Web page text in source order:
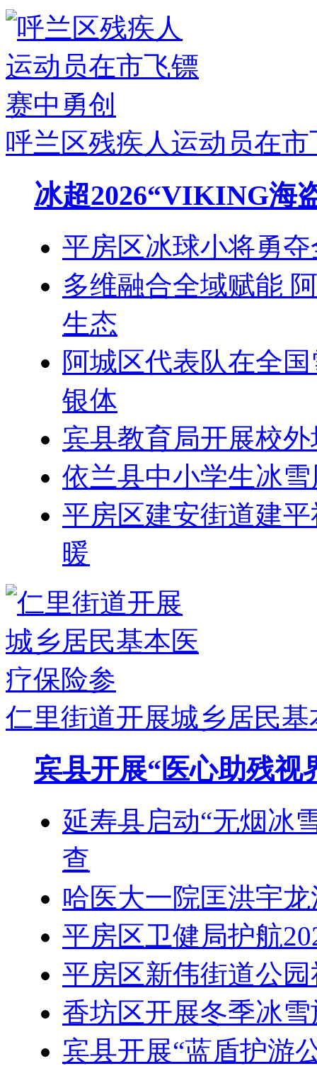
呼兰区残疾人运动员在
冰超2026“VIKING海
平房区冰球小将勇
多维融合全域赋能
生态
阿城区代表队在全
银体
宾县教育局开展校
依兰县中小学生冰
平房区建安街道建
暖
仁里街道开展城乡居民
宾县开展“医心助残视
延寿县启动“无烟冰
查
哈医大一院匡洪宇
平房区卫健局护航
平房区新伟街道公
香坊区开展冬季冰
宾县开展“蓝盾护游